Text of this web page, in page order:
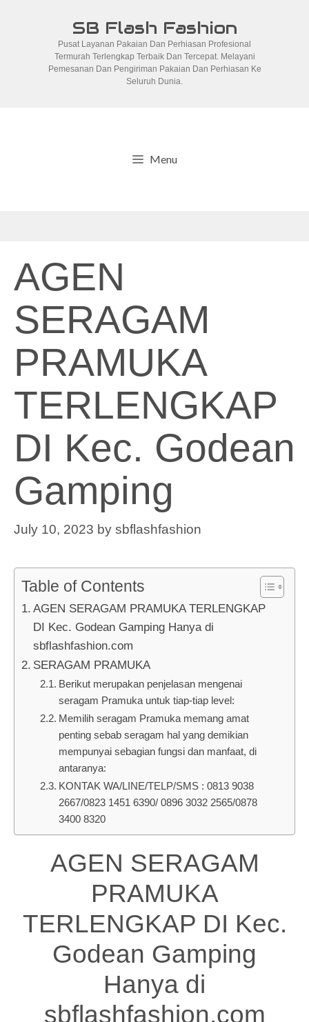
SB Flash Fashion
Pusat Layanan Pakaian Dan Perhiasan Profesional
Termurah Terlengkap Terbaik Dan Tercepat. Melayani
Pemesanan Dan Pengiriman Pakaian Dan Perhiasan Ke
Seluruh Dunia.
Menu
AGEN
SERAGAM
PRAMUKA
TERLENGKAP
DI Kec. Godean
Gamping
July 10, 2023 by sbflashfashion
Table of Contents
AGEN SERAGAM PRAMUKA TERLENGKAP
DI Kec. Godean Gamping Hanya di
sbflashfashion.com
SERAGAM PRAMUKA
Berikut merupakan penjelasan mengenai
seragam Pramuka untuk tiap-tiap level:
Memilih seragam Pramuka memang amat
penting sebab seragam hal yang demikian
mempunyai sebagian fungsi dan manfaat, di
antaranya:
KONTAK WA/LINE/TELP/SMS : 0813 9038
2667/0823 1451 6390/ 0896 3032 2565/0878
3400 8320
AGEN SERAGAM
PRAMUKA
TERLENGKAP DI Kec.
Godean Gamping
Hanya di
sbflashfashion.com